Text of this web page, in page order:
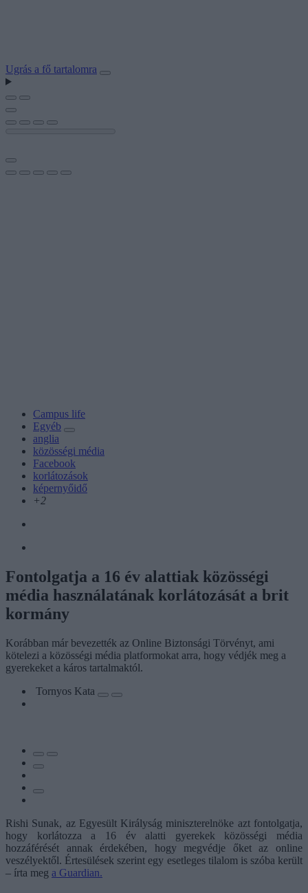
Ugrás a fő tartalomra
Campus life
Egyéb
anglia
közösségi média
Facebook
korlátozások
képernyőidő
+2
Fontolgatja a 16 év alattiak közösségi
média használatának korlátozását a brit
kormány
Korábban már bevezették az Online Biztonsági Törvényt, ami
kötelezi a közösségi média platformokat arra, hogy védjék meg a
gyerekeket a káros tartalmaktól.
Tornyos Kata
Rishi Sunak, az Egyesült Királyság miniszterelnöke azt fontolgatja,
hogy korlátozza a 16 év alatti gyerekek közösségi média
hozzáférését annak érdekében, hogy megvédje őket az online
veszélyektől. Értesülések szerint egy esetleges tilalom is szóba került
– írta meg a Guardian.